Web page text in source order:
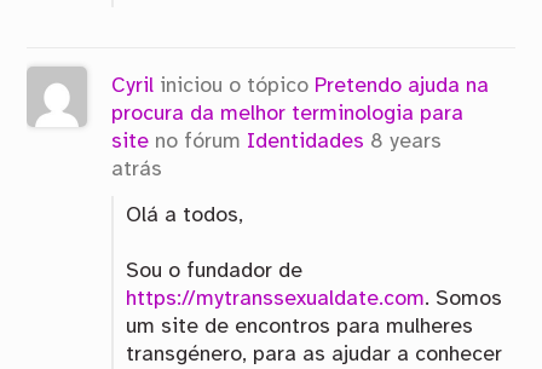
Cyril iniciou o tópico Pretendo ajuda na
procura da melhor terminologia para
site no fórum Identidades 8 years
atrás
Olá a todos,
Sou o fundador de
https://mytranssexualdate.com. Somos
um site de encontros para mulheres
transgénero, para as ajudar a conhecer